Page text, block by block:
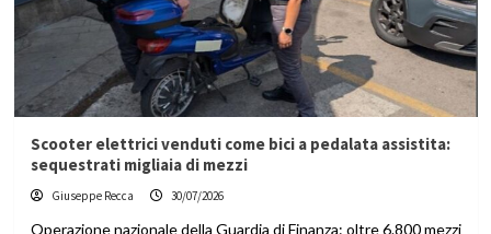
Scooter elettrici venduti come bici a pedalata assistita:
sequestrati migliaia di mezzi
Giuseppe Recca 30/07/2026
Operazione nazionale della Guardia di Finanza: oltre 6.800 mezzi